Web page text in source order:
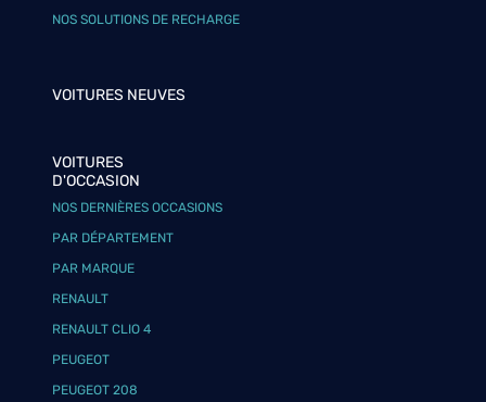
NOS SOLUTIONS DE RECHARGE
VOITURES NEUVES
VOITURES
D'OCCASION
NOS DERNIÈRES OCCASIONS
PAR DÉPARTEMENT
PAR MARQUE
RENAULT
RENAULT CLIO 4
PEUGEOT
PEUGEOT 208